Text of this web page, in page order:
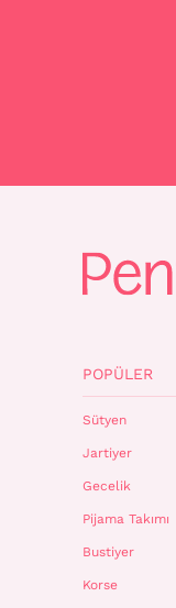
POPÜLER
Sütyen
Jartiyer
Gecelik
Pijama Takımı
Bustiyer
Korse